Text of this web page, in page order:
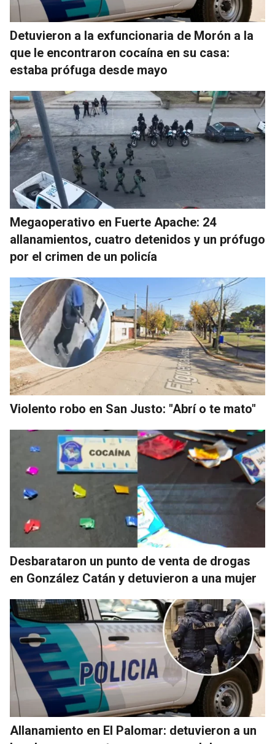
Detuvieron a la exfuncionaria de Morón a la
que le encontraron cocaína en su casa:
estaba prófuga desde mayo
Megaoperativo en Fuerte Apache: 24
allanamientos, cuatro detenidos y un prófugo
por el crimen de un policía
Violento robo en San Justo: "Abrí o te mato"
Desbarataron un punto de venta de drogas
en González Catán y detuvieron a una mujer
Allanamiento en El Palomar: detuvieron a un